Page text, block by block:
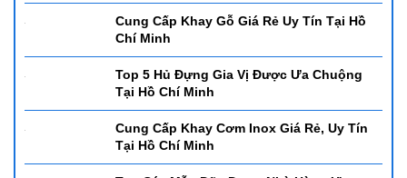
Cung Cấp Khay Gỗ Giá Rẻ Uy Tín Tại Hồ
Chí Minh
Top 5 Hủ Đựng Gia Vị Được Ưa Chuộng